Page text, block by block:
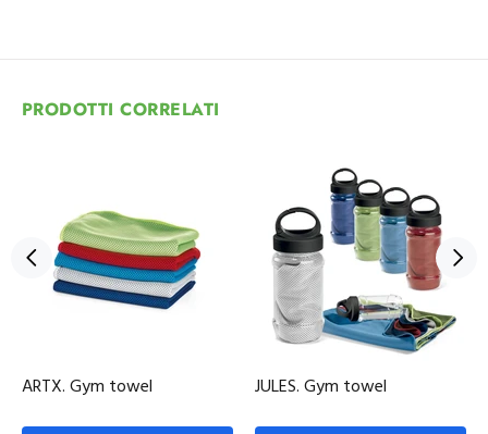
PRODOTTI CORRELATI
ARTX. Gym towel JULES. Gym towel